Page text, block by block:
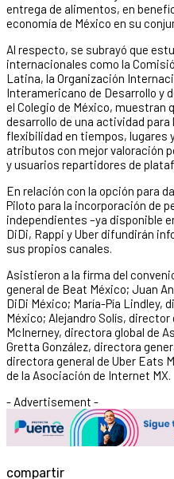
entrega de alimentos, en
economía de México en su
Al respecto, se subrayó que
internacionales como la
Latina, la Organización
Interamericano de Desarrollo y
el Colegio de México, muestran
desarrollo de una actividad
flexibilidad en tiempos, lugares
atributos con mejor valoración
y usuarios repartidores de
En relación con la opción para
Piloto para la incorporación de
independientes –ya disponible
DiDi, Rappi y Uber difundirán
sus propios canales.
Asistieron a la firma del
general de Beat México; Juan
DiDi México; María-Pía Lindley,
México; Alejandro Solís,
McInerney, directora global de
Gretta González, directora
directora general de Uber Eats
de la Asociación de Internet MX.
- Advertisement -
compartir